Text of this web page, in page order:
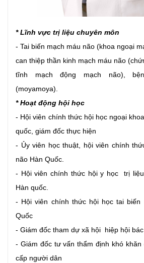
* Lĩnh vực trị liệu chuyên môn
- Tai biến mạch máu não (khoa ngoại
can thiệp thần kinh mạch máu não
tĩnh mạch động mạch não),
(moyamoya).
* Hoạt động hội học
- Hội viên chính thức hội học ngoại
quốc, giám đốc thực hiện
- Ủy viên học thuật, hội viên chính
não Hàn Quốc.
- Hội viên chính thức hội y học trị
Hàn quốc.
- Hội viên chính thức hội học tai biến
Quốc
- Giám đốc tham dự xã hội hiệp hội
- Giám đốc tư vấn thẩm định khó
cấp người dân